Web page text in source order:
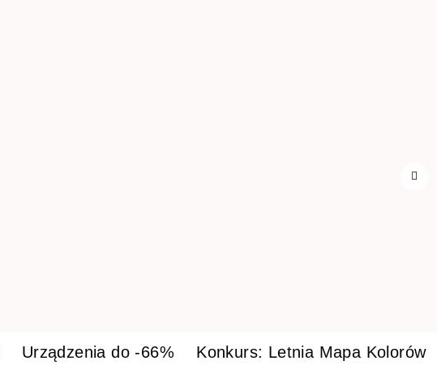
Urządzenia do -66% Konkurs: Letnia Mapa Kolorów